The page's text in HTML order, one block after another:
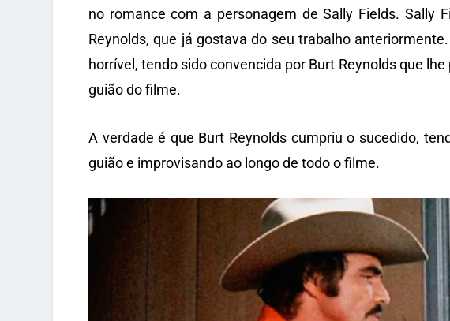
no romance com a personagem de Sally Fields. Sally
Reynolds, que já gostava do seu trabalho
horrível, tendo sido convencida por Burt Reynolds que
guião do filme.
A verdade é que Burt Reynolds cumpriu o sucedido,
guião e improvisando ao longo de todo o filme.